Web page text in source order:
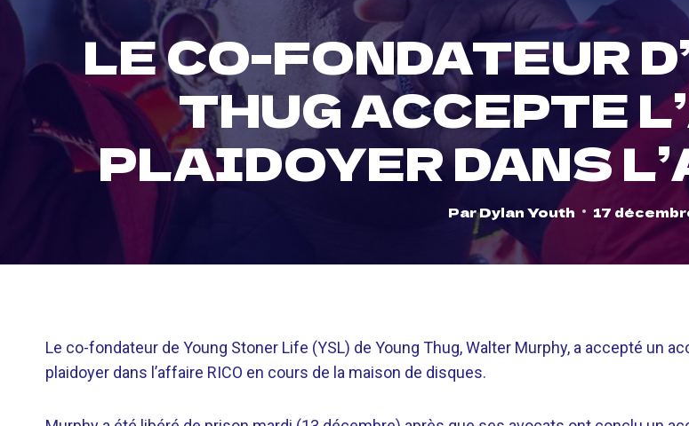
LE CO-FONDATEUR
THUG ACCEPTE
PLAIDOYER DANS
ParDylan Youth 17
Le co-fondateur de Young Stoner Life (YSL) de Young Thug, Walter Murphy, a accepté un
plaidoyer dans l’affaire RICO en cours de la maison de disques.